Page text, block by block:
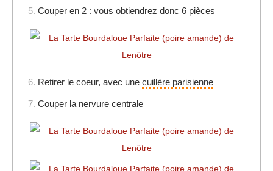
5. Couper en 2 : vous obtiendrez donc 6 pièces
6. Retirer le coeur, avec une cuillère parisienne
7. Couper la nervure centrale